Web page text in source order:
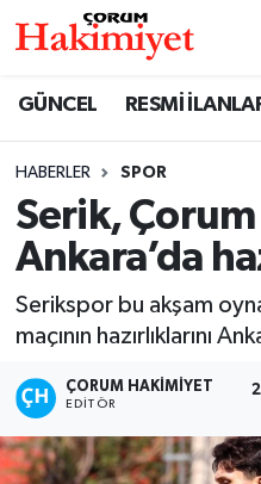
GÜNCEL RESMİ
HABERLER SPOR
Serik, Çorum
Ankara’da
Serikspor bu akşam
maçının hazırlıklarını
ÇORUM HAKIMIYET
EDITÖR
SAĞLIK
ASAYİŞ
EKONOMİ
GÜNCEL
AKTÜEL
Nöbetçi Eczaneler
Çorum Namaz
Trafik Durumu
Süper Lig Puan
Tüm Manşetler
Son Dakika